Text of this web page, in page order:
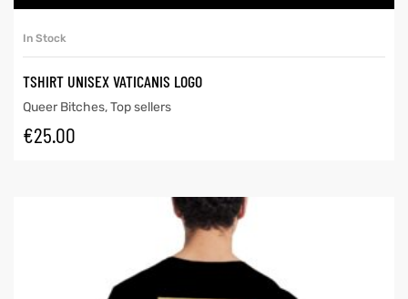
In Stock
TSHIRT UNISEX VATICANIS LOGO
Queer Bitches,Top sellers
€25.00